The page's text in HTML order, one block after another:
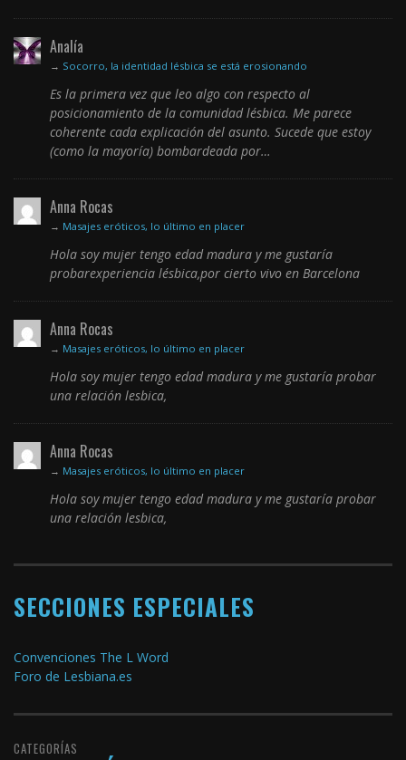
Analía
→ Socorro, la identidad lésbica se está erosionando
Es la primera vez que leo algo con respecto al
posicionamiento de la comunidad lésbica. Me parece
coherente cada explicación del asunto. Sucede que estoy
(como la mayoría) bombardeada por…
Anna Rocas
→ Masajes eróticos, lo último en placer
Hola soy mujer tengo edad madura y me gustaría
probarexperiencia lésbica,por cierto vivo en Barcelona
Anna Rocas
→ Masajes eróticos, lo último en placer
Hola soy mujer tengo edad madura y me gustaría probar
una relación lesbica,
Anna Rocas
→ Masajes eróticos, lo último en placer
Hola soy mujer tengo edad madura y me gustaría probar
una relación lesbica,
SECCIONES ESPECIALES
Convenciones The L Word
Foro de Lesbiana.es
CATEGORÍAS